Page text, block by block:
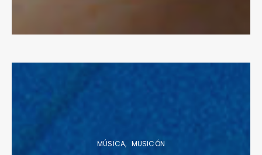
MÚSICA MUSICÓN